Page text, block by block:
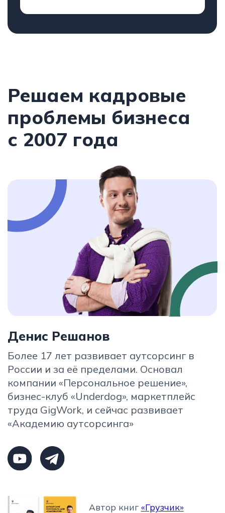
Перезвоните мне
Ассоциация
аутсорсеров
Академия
аутсорсинга
Бизнес-клуб
Инвестфонд
«Аутсорсинг Evolution» © 2007 - 2025
Политика конфиденциальности
ООО "Андердог" ИНН:
7805798138 198217, г. Санкт-
Петербург, ул.Танкиста
Хрустицкого, дом 106, кв. 14
Сайт сделан вOUT.agency